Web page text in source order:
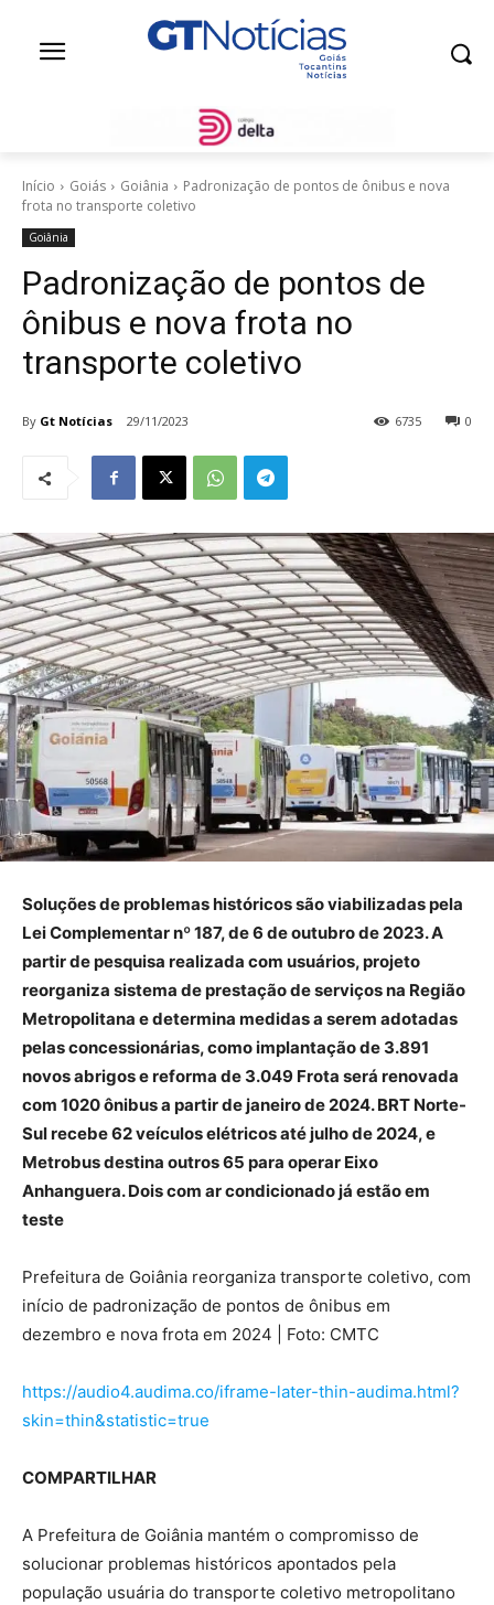
Início Goiás Goiânia
Padronização de pontos de ônibus e nova
frota no transporte coletivo
Goiânia
Padronização de pontos de
ônibus e nova frota no
transporte coletivo
By Gt Notícias 29/11/2023 0
6735
Soluções de problemas históricos são viabilizadas pela
Lei Complementar nº 187, de 6 de outubro de 2023. A
partir de pesquisa realizada com usuários, projeto
reorganiza sistema de prestação de serviços na Região
Metropolitana e determina medidas a serem adotadas
pelas concessionárias, como implantação de 3.891
novos abrigos e reforma de 3.049 Frota será renovada
com 1020 ônibus a partir de janeiro de 2024. BRT Norte-
Sul recebe 62 veículos elétricos até julho de 2024, e
Metrobus destina outros 65 para operar Eixo
Anhanguera. Dois com ar condicionado já estão em
teste
Prefeitura de Goiânia reorganiza transporte coletivo, com
início de padronização de pontos de ônibus em
dezembro e nova frota em 2024 | Foto: CMTC
https://audio4.audima.co/iframe-later-thin-audima.html?
skin=thin&statistic=true
COMPARTILHAR
A Prefeitura de Goiânia mantém o compromisso de
solucionar problemas históricos apontados pela
população usuária do transporte coletivo metropolitano